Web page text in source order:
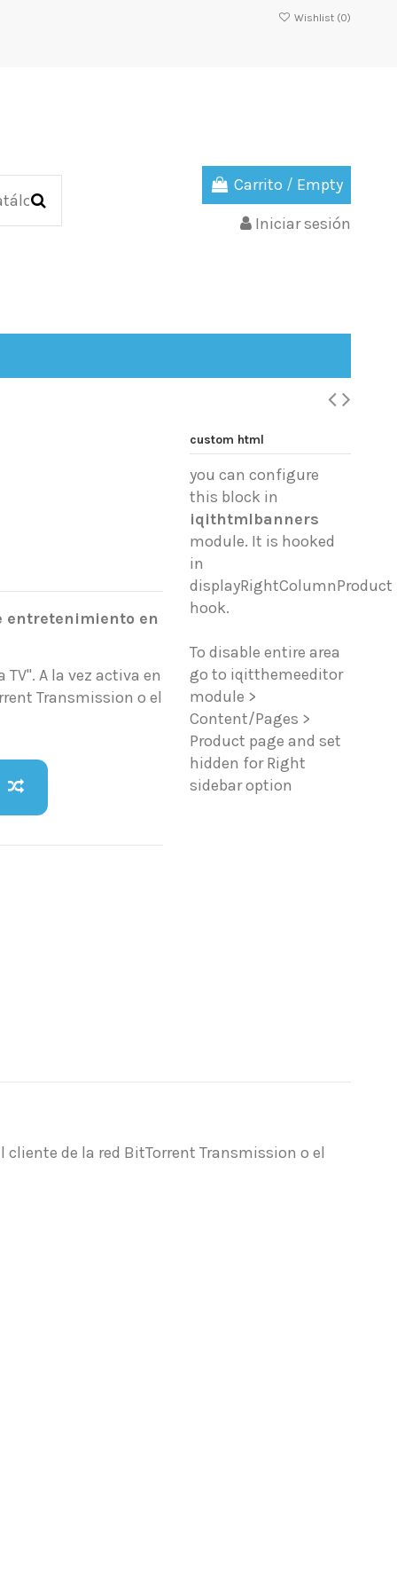
Wishlist (0)
Carrito / Empty
Iniciar sesión
entretenimiento en
A la vez activa en
Transmission o el
custom html
you can configure
this block in
iqithtmlbanners
module. It is hooked
in
displayRightColumnProduct
hook.
To disable entire area
go to iqitthemeeditor
module >
Content/Pages >
Product page and set
hidden for Right
sidebar option
cliente de la red BitTorrent Transmission o el